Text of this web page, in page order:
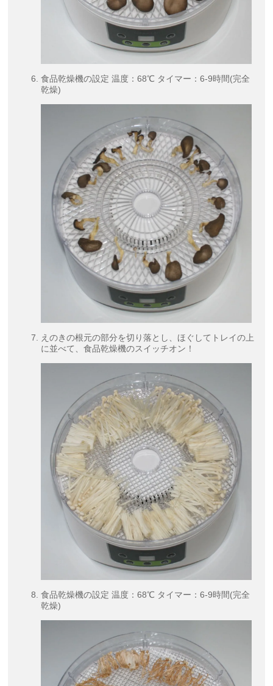
食品乾燥機の設定 温度：68℃ タイマー：6-9時間(完全
乾燥)
えのきの根元の部分を切り落とし、ほぐしてトレイの上
に並べて、食品乾燥機のスイッチオン！
食品乾燥機の設定 温度：68℃ タイマー：6-9時間(完全
乾燥)